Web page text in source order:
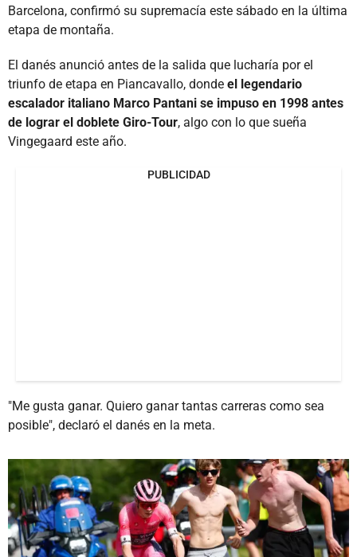
Barcelona, confirmó su supremacía este sábado en la última
etapa de montaña.
El danés anunció antes de la salida que lucharía por el
triunfo de etapa en Piancavallo, donde el legendario
escalador italiano Marco Pantani se impuso en 1998 antes
de lograr el doblete Giro-Tour, algo con lo que sueña
Vingegaard este año.
PUBLICIDAD
"Me gusta ganar. Quiero ganar tantas carreras como sea
posible", declaró el danés en la meta.